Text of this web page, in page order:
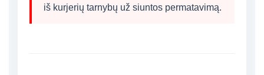
iš kurjerių tarnybų už siuntos permatavimą.